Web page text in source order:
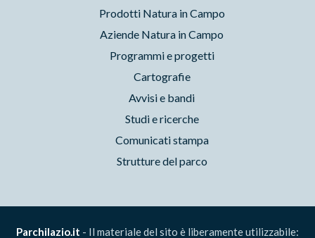
Prodotti Natura in Campo
Aziende Natura in Campo
Programmi e progetti
Cartografie
Avvisi e bandi
Studi e ricerche
Comunicati stampa
Strutture del parco
Parchilazio.it - Il materiale del sito è liberamente utilizzabile: